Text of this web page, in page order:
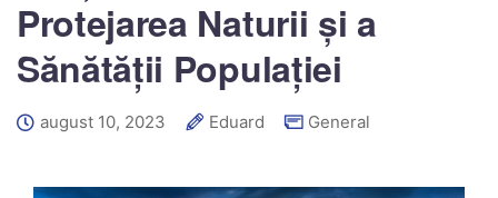
Protejarea Naturii și a
Sănătății Populației
august 10, 2023 Eduard General